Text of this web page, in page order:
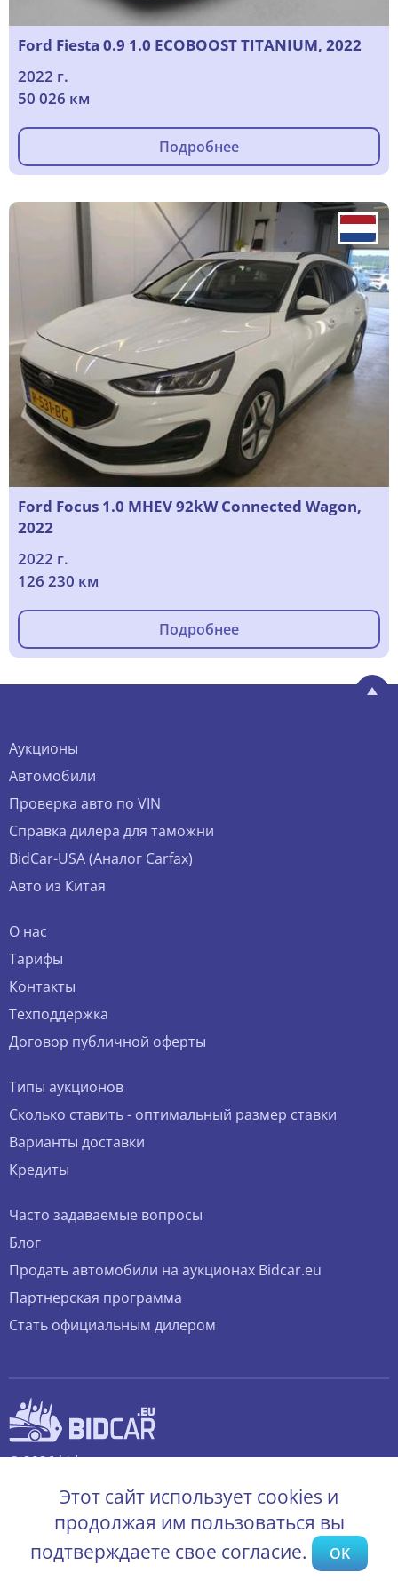
Ford Fiesta 0.9 1.0 ECOBOOST TITANIUM, 2022
2022 г.
50 026 км
Подробнее
Ford Focus 1.0 MHEV 92kW Connected Wagon,
2022
2022 г.
126 230 км
Подробнее
Аукционы
Автомобили
Проверка авто по VIN
Справка дилера для таможни
BidCar-USA (Аналог Carfax)
Авто из Китая
О нас
Тарифы
Контакты
Техподдержка
Договор публичной оферты
Типы аукционов
Сколько ставить - оптимальный размер ставки
Варианты доставки
Кредиты
Часто задаваемые вопросы
Блог
Продать автомобили на аукционах Bidcar.eu
Партнерская программа
Стать официальным дилером
© 2026 bidcar.eu
Этот сайт использует cookies и
продолжая им пользоваться вы
подтверждаете свое согласие.
OK